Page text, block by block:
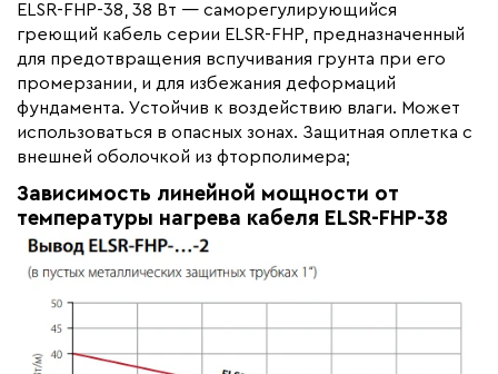
Назначение
Для открытых площадей,
Для резервуаров и емкостей
В стяжку, Наружный
Ширина (мм)
Толщина (мм)
Гарантия (год)
Срок службы(год)
Область применения Промышленный обогрев
Тип кабеля саморегулирующийся
ELSR-FHP-38, 38 Вт — саморегулирующийся
греющий кабель серии ELSR-FHP, предназначенный
для предотвращения вспучивания грунта при его
промерзании, и для избежания деформаций
фундамента. Устойчив к воздействию влаги. Может
использоваться в опасных зонах. Защитная оплетка с
внешней оболочкой из фторполимера;
Зависимость линейной мощности от
температуры нагрева кабеля ELSR-FHP-38